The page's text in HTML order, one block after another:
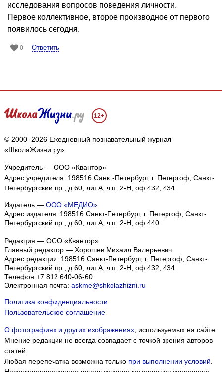
исследования вопросов поведения личности.
Первое коллективное, второе производное от первого
появилось сегодня.
0 Ответить
12+
© 2000–2026 Ежедневный познавательный журнал
«ШколаЖизни.ру»
Учредитель — ООО «Квантор»
Адрес учредителя: 198516 Санкт-Петербург, г. Петергоф, Санкт-
Петербургский пр., д.60, лит.А, ч.п. 2-Н, оф.432, 434
Издатель — ООО «МЕДИО»
Адрес издателя: 198516 Санкт-Петербург, г. Петергоф, Санкт-
Петербургский пр., д.60, лит.А, ч.п. 2-Н, оф.440
Редакция — ООО «Квантор»
Главный редактор — Хорошев Михаил Валерьевич
Адрес редакции: 198516 Санкт-Петербург, г. Петергоф Санкт-
Петербургский пр., д.60, лит.А, ч.п. 2-Н, оф.432, 434
Телефон:+7 812 640-06-60
Электронная почта: askme@shkolazhizni.ru
Политика конфиденциальности
Пользовательское соглашение
О фотографиях и других изображениях, используемых на сайте.
Мнение редакции не всегда совпадает с точкой зрения авторов
статей.
Любая перепечатка возможна только при выполнении условий